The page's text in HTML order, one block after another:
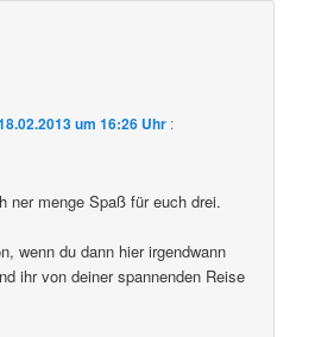
um 16:26 Uhr :
ner menge Spaß für euch drei.
wenn du dann hier irgendwann
ihr von deiner spannenden Reise